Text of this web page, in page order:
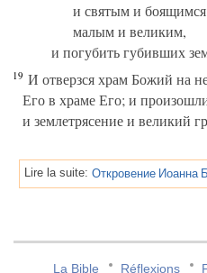
и святым и
малым и великим,
и погубить губивших
19 И отверзся храм Божий на
Его в храме Его; и
и землетрясение и великий
Lire la suite:
La Bible Réflexions